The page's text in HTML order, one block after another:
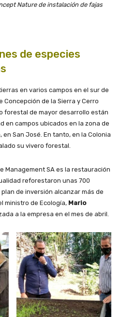
Nature de instalación de fajas
de especies
en varios campos en el sur de
Concepción de la Sierra y Cerro
forestal de mayor desarrollo están
en campos ubicados en la zona de
en San José. En tanto, en la Colonia
su vivero forestal.
Management SA es la restauración
reforestaron unas 700
de inversión alcanzar más de
ministro de Ecología, Mario
a la empresa en el mes de abril.